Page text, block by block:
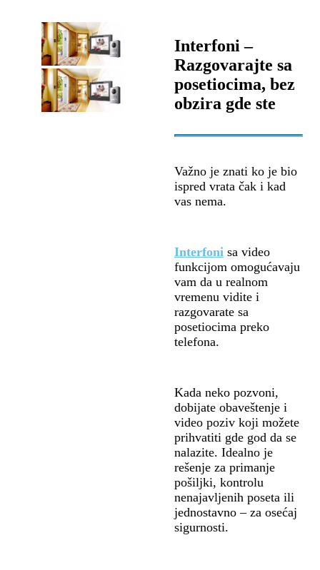
Interfoni –
Razgovarajte sa
posetiocima, bez
obzira gde ste
Važno je znati ko je bio
ispred vrata čak i kad
vas nema.
Interfoni sa video
funkcijom omogućavaju
vam da u realnom
vremenu vidite i
razgovarate sa
posetiocima preko
telefona.
Kada neko pozvoni,
dobijate obaveštenje i
video poziv koji možete
prihvatiti gde god da se
nalazite. Idealno je
rešenje za primanje
pošiljki, kontrolu
nenajavljenih poseta ili
jednostavno – za osećaj
sigurnosti.